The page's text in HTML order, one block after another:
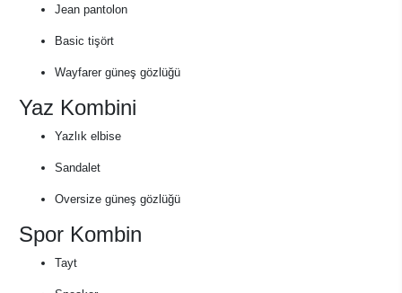
Jean pantolon
Basic tişört
Wayfarer güneş gözlüğü
Yaz Kombini
Yazlık elbise
Sandalet
Oversize güneş gözlüğü
Spor Kombin
Tayt